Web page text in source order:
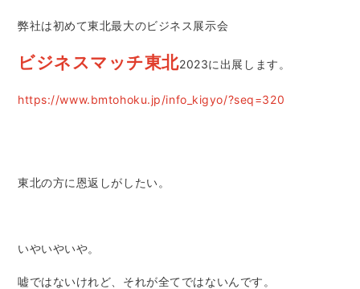
弊社は初めて東北最大のビジネス展示会
ビジネスマッチ東北2023に出展します。
https://www.bmtohoku.jp/info_kigyo/?seq=320
東北の方に恩返しがしたい。
いやいやいや。
嘘ではないけれど、それが全てではないんです。